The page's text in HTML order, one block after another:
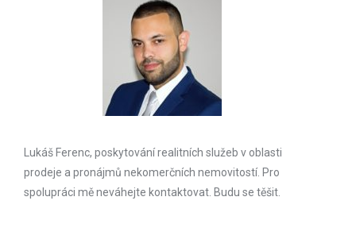
Lukáš Ferenc, poskytování realitních služeb v oblasti
prodeje a pronájmů nekomerčních nemovitostí. Pro
spolupráci mě neváhejte kontaktovat. Budu se těšit.